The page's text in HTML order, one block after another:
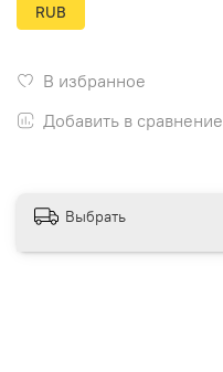
В избранное
Добавить в сравнение
RUB
Выбрать